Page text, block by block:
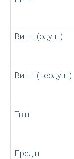
Вин.п (одуш.)
Вин.п (неодуш.)
Тв.п
Пред.п